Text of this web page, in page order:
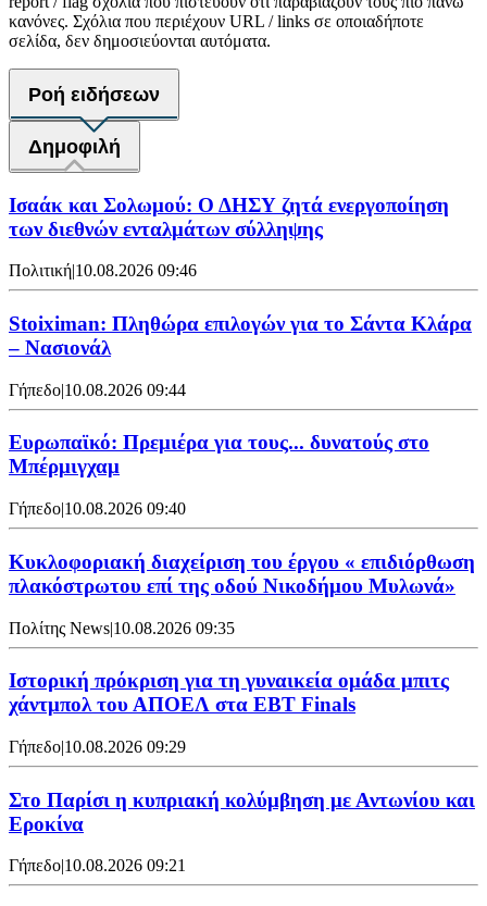
κανόνες. Σχόλια που περιέχουν URL / links σε οποιαδήποτε
σελίδα, δεν δημοσιεύονται αυτόματα.
Ροή ειδήσεων
Δημοφιλή
Ισαάκ και Σολωμού: Ο ΔΗΣΥ ζητά ενεργοποίηση
των διεθνών ενταλμάτων σύλληψης
Πολιτική|10.08.2026 09:46
Stoiximan: Πληθώρα επιλογών για το Σάντα Κλάρα
– Νασιονάλ
Γήπεδο|10.08.2026 09:44
Ευρωπαϊκό: Πρεμιέρα για τους... δυνατούς στο
Μπέρμιγχαμ
Γήπεδο|10.08.2026 09:40
Κυκλοφοριακή διαχείριση του έργου « επιδιόρθωση
πλακόστρωτου επί της οδού Νικοδήμου Μυλωνά»
Πολίτης News|10.08.2026 09:35
Ιστορική πρόκριση για τη γυναικεία ομάδα μπιτς
χάντμπολ του ΑΠΟΕΛ στα EBT Finals
Γήπεδο|10.08.2026 09:29
Στο Παρίσι η κυπριακή κολύμβηση με Αντωνίου και
Εροκίνα
Γήπεδο|10.08.2026 09:21